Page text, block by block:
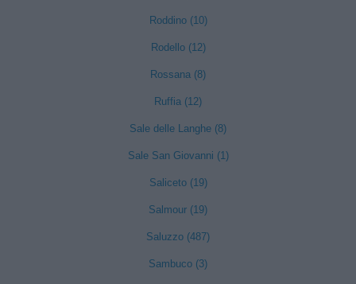
Roddino (10)
Rodello (12)
Rossana (8)
Ruffia (12)
Sale delle Langhe (8)
Sale San Giovanni (1)
Saliceto (19)
Salmour (19)
Saluzzo (487)
Sambuco (3)